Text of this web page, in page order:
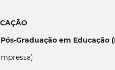
Graduação em Educação